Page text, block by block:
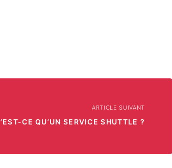
ARTICLE SUIVANT
CE QU’UN SERVICE SHUTTLE ?